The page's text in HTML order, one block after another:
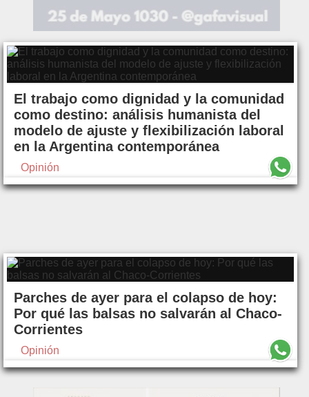
El trabajo como dignidad y la comunidad
como destino: análisis humanista del
modelo de ajuste y flexibilización laboral
en la Argentina contemporánea
Opinión
Parches de ayer para el colapso de hoy:
Por qué las balsas no salvarán al Chaco-
Corrientes
Opinión